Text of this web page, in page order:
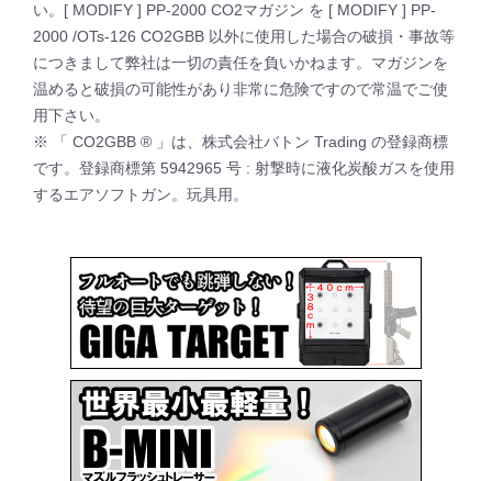
い。[ MODIFY ] PP-2000 CO2マガジン を [ MODIFY ] PP-
2000 /OTs-126 CO2GBB 以外に使用した場合の破損・事故等
につきまして弊社は一切の責任を負いかねます。マガジンを
温めると破損の可能性があり非常に危険ですので常温でご使
用下さい。
※ 「 CO2GBB ® 」は、株式会社バトン Trading の登録商標
です。登録商標第 5942965 号 : 射撃時に液化炭酸ガスを使用
するエアソフトガン。玩具用。